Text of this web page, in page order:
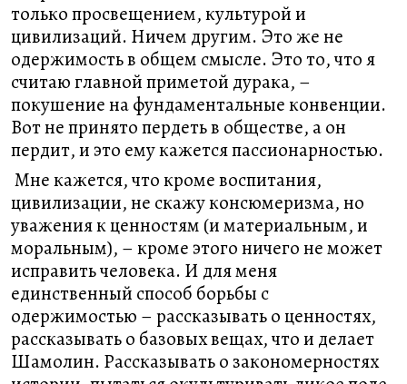
только просвещением, культурой и
цивилизаций. Ничем другим. Это же не
одержимость в общем смысле. Это то, что я
считаю главной приметой дурака, –
покушение на фундаментальные конвенции.
Вот не принято пердеть в обществе, а он
пердит, и это ему кажется пассионарностью.
Мне кажется, что кроме воспитания,
цивилизации, не скажу консюмеризма, но
уважения к ценностям (и материальным, и
моральным), – кроме этого ничего не может
исправить человека. И для меня
единственный способ борьбы с
одержимостью – рассказывать о ценностях,
рассказывать о базовых вещах, что и делает
Шамолин. Рассказывать о закономерностях